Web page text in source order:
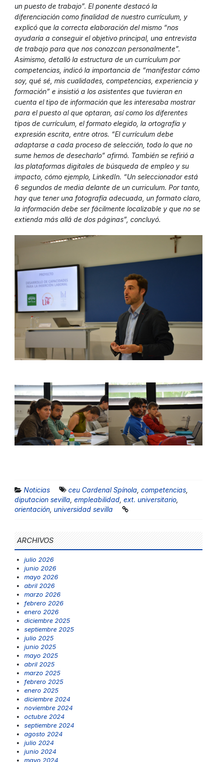
un puesto de trabajo”. El ponente destacó la
diferenciación como finalidad de nuestro currículum, y
explicó que la correcta elaboración del mismo “nos
ayudaría a conseguir el objetivo principal, una entrevista
de trabajo para que nos conozcan personalmente”.
Asimismo, detalló la estructura de un currículum por
competencias, indicó la importancia de “manifestar cómo
soy, qué sé, mis cualidades, competencias, experiencia y
formación” e insistió a los asistentes que tuvieran en
cuenta el tipo de información que les interesaba mostrar
para el puesto al que optaran, así como los diferentes
tipos de currículum, el formato elegido, la ortografía y
expresión escrita, entre otros. “El currículum debe
adaptarse a cada proceso de selección, todo lo que no
sume hemos de desecharlo” afirmó. También se refirió a
las plataformas digitales de búsqueda de empleo y su
impacto, cómo ejemplo, LinkedIn. “Un seleccionador está
6 segundos de media delante de un curriculum. Por tanto,
hay que tener una fotografía adecuada, un formato claro,
la información debe ser fácilmente localizable y que no se
extienda más allá de dos páginas”, concluyó.
Noticias ceu Cardenal Spínola competencias
diputacion sevilla empleabilidad ext. universitario
orientación universidad sevilla
ARCHIVOS
julio 2026
junio 2026
mayo 2026
abril 2026
marzo 2026
febrero 2026
enero 2026
diciembre 2025
septiembre 2025
julio 2025
junio 2025
mayo 2025
abril 2025
marzo 2025
febrero 2025
enero 2025
diciembre 2024
noviembre 2024
octubre 2024
septiembre 2024
agosto 2024
julio 2024
junio 2024
mayo 2024